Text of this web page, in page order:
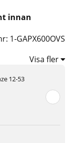
innan
1-GAPX600OVS
Visa fler
12-53